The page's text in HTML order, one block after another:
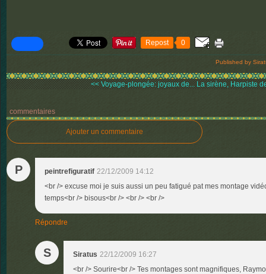
Repost 0
Published by
<< Voyage-plongée: joyaux de... La sirène, Harpiste
commentaires
Ajouter un commentaire
P peintrefiguratif 22/12/2009 14:12
<br /> excuse moi je suis aussi un peu fatigué pat mes montage
temps<br /> bisous<br /> <br /> <br />
Répondre
S Siratus 22/12/2009 16:27
<br /> Sourire<br /> Tes montages sont magnifiques,